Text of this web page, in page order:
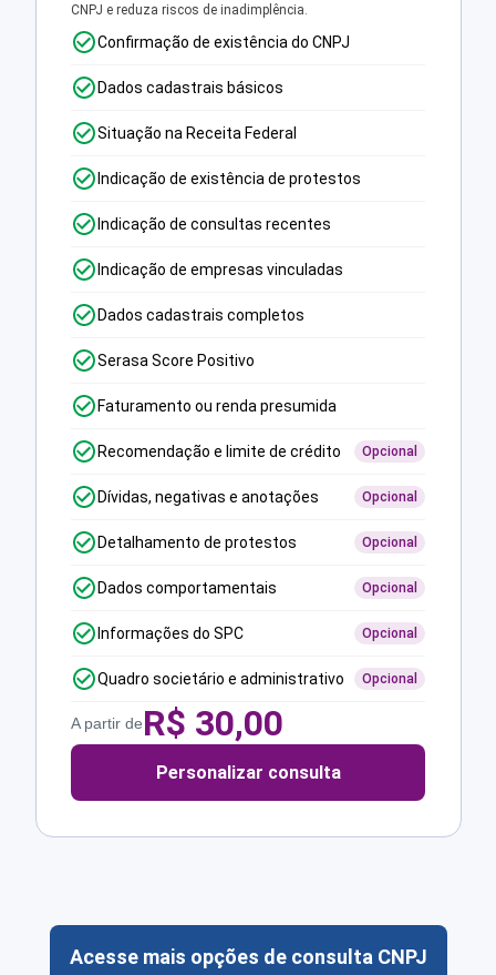
CNPJ e reduza riscos de inadimplência.
Confirmação de existência do CNPJ
Dados cadastrais básicos
Situação na Receita Federal
Indicação de existência de protestos
Indicação de consultas recentes
Indicação de empresas vinculadas
Dados cadastrais completos
Serasa Score Positivo
Faturamento ou renda presumida
Recomendação e limite de crédito Opcional
Dívidas, negativas e anotações Opcional
Detalhamento de protestos Opcional
Dados comportamentais Opcional
Informações do SPC Opcional
Quadro societário e administrativo Opcional
A partir deR$ 30,00
Personalizar consulta
Acesse mais opções de consulta CNPJ